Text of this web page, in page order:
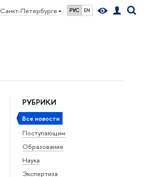
Санкт-Петербурге РУС EN
РУБРИКИ
Все новости
Поступающим
Образование
Наука
Экспертиза